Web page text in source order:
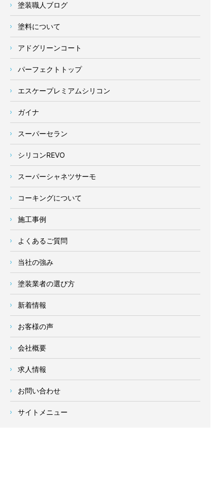
塗装職人ブログ
塗料について
アドグリーンコート
パーフェクトトップ
エスケープレミアムシリコン
ガイナ
スーパーセラン
シリコンREVO
スーパーシャネツサーモ
コーキングについて
施工事例
よくあるご質問
当社の強み
塗装業者の選び方
新着情報
お客様の声
会社概要
求人情報
お問い合わせ
サイトメニュー